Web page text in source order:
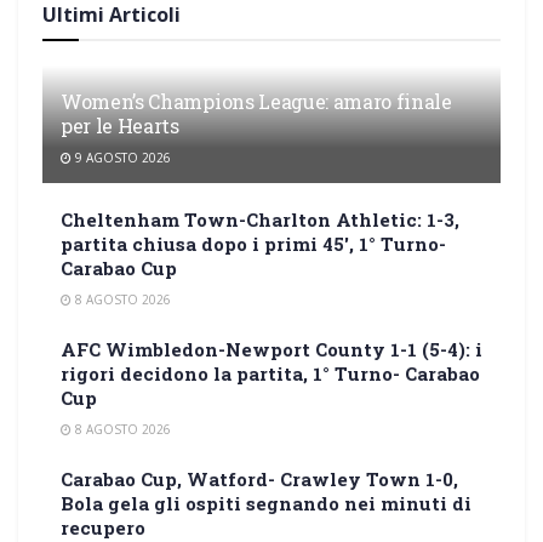
Ultimi Articoli
Women’s Champions League: amaro finale
per le Hearts
9 AGOSTO 2026
Cheltenham Town-Charlton Athletic: 1-3,
partita chiusa dopo i primi 45′, 1° Turno-
Carabao Cup
8 AGOSTO 2026
AFC Wimbledon-Newport County 1-1 (5-4): i
rigori decidono la partita, 1° Turno- Carabao
Cup
8 AGOSTO 2026
Carabao Cup, Watford- Crawley Town 1-0,
Bola gela gli ospiti segnando nei minuti di
recupero